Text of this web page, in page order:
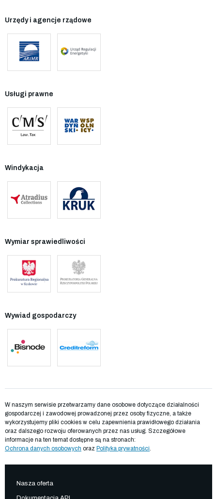
Urzędy i agencje rządowe
Usługi prawne
Windykacja
Wymiar sprawiedliwości
Wywiad gospodarczy
W naszym serwisie przetwarzamy dane osobowe dotyczące działalności
gospodarczej i zawodowej prowadzonej przez osoby fizyczne, a także
wykorzystujemy pliki cookies w celu zapewnienia prawidłowego działania
oraz dalszego rozwoju oferowanych przez nas usług. Szczegółowe
informacje na ten temat dostępne są na stronach:
Ochrona danych osobowych oraz Polityka prywatności.
Nasza oferta